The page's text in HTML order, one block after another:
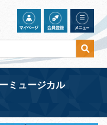
ミュージカル